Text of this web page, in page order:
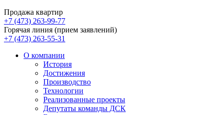
Продажа квартир
+7 (473) 263-99-77
Горячая линия (прием заявлений)
+7 (473) 263-55-31
О компании
История
Достижения
Производство
Технологии
Реализованные проекты
Депутаты команды ДСК